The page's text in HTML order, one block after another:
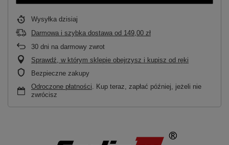
Wysyłka dzisiaj
Darmowa i szybka dostawa od 149,00 zł
30 dni na darmowy zwrot
Sprawdź, w którym sklepie obejrzysz i kupisz od ręki
Bezpieczne zakupy
Odroczone płatności . Kup teraz, zapłać później, jeżeli nie
zwrócisz